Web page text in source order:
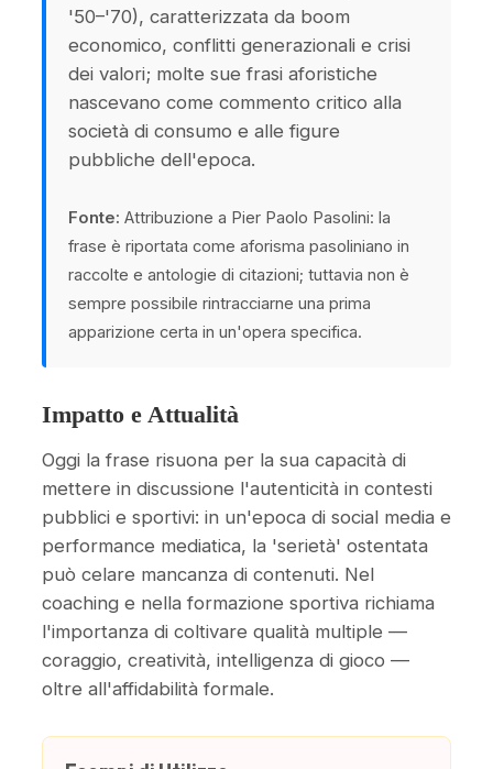
'50–'70), caratterizzata da boom
economico, conflitti generazionali e crisi
dei valori; molte sue frasi aforistiche
nascevano come commento critico alla
società di consumo e alle figure
pubbliche dell'epoca.
Fonte: Attribuzione a Pier Paolo Pasolini: la
frase è riportata come aforisma pasoliniano in
raccolte e antologie di citazioni; tuttavia non è
sempre possibile rintracciarne una prima
apparizione certa in un'opera specifica.
Impatto e Attualità
Oggi la frase risuona per la sua capacità di
mettere in discussione l'autenticità in contesti
pubblici e sportivi: in un'epoca di social media e
performance mediatica, la 'serietà' ostentata
può celare mancanza di contenuti. Nel
coaching e nella formazione sportiva richiama
l'importanza di coltivare qualità multiple —
coraggio, creatività, intelligenza di gioco —
oltre all'affidabilità formale.